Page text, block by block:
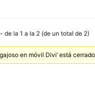
de la 1 a la 2 (de un total de 2)
en móvil Divi’ está